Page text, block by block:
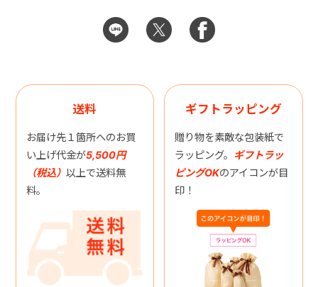
送料
お届け先１箇所へのお買
い上げ代金が5,500円
（税込） 以上で送料無
料。
ギフトラッピング
贈り物を素敵な包装紙で
ラッピング。 ギフトラッ
ピングOKのアイコンが目
印！